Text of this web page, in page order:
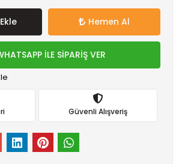
Hemen Al
İLE SİPARİŞ VER
Güvenli Alışveriş